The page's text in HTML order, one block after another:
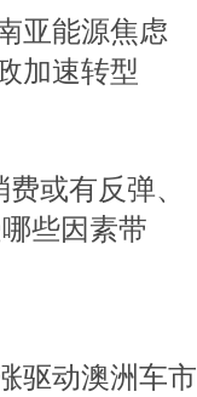
亚能源焦虑
加速转型
或有反弹、
些因素带
驱动澳洲车市